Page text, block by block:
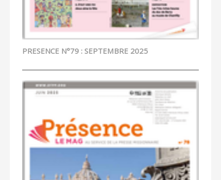
PRESENCE N°79 : SEPTEMBRE 2025